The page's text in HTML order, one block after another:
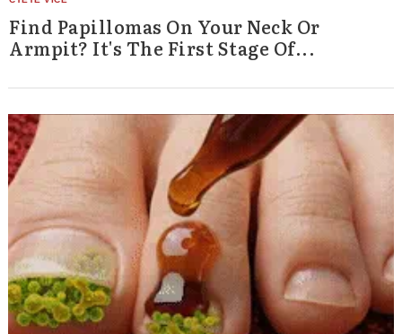
Find Papillomas On Your Neck Or
Armpit? It's The First Stage Of...